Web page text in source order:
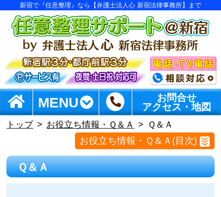
新宿で『任意整理』なら【弁護士法人心 新宿法律事務所】まで
MENU
お問合せ
アクセス・地図
トップ お役立ち情報・Ｑ＆Ａ Ｑ＆Ａ
お役立ち情報・Ｑ＆Ａ(目次)
Ｑ＆Ａ